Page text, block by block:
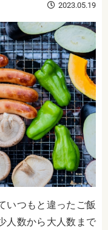
2023.05.19
いつもと違ったご飯
人数から大人数まで